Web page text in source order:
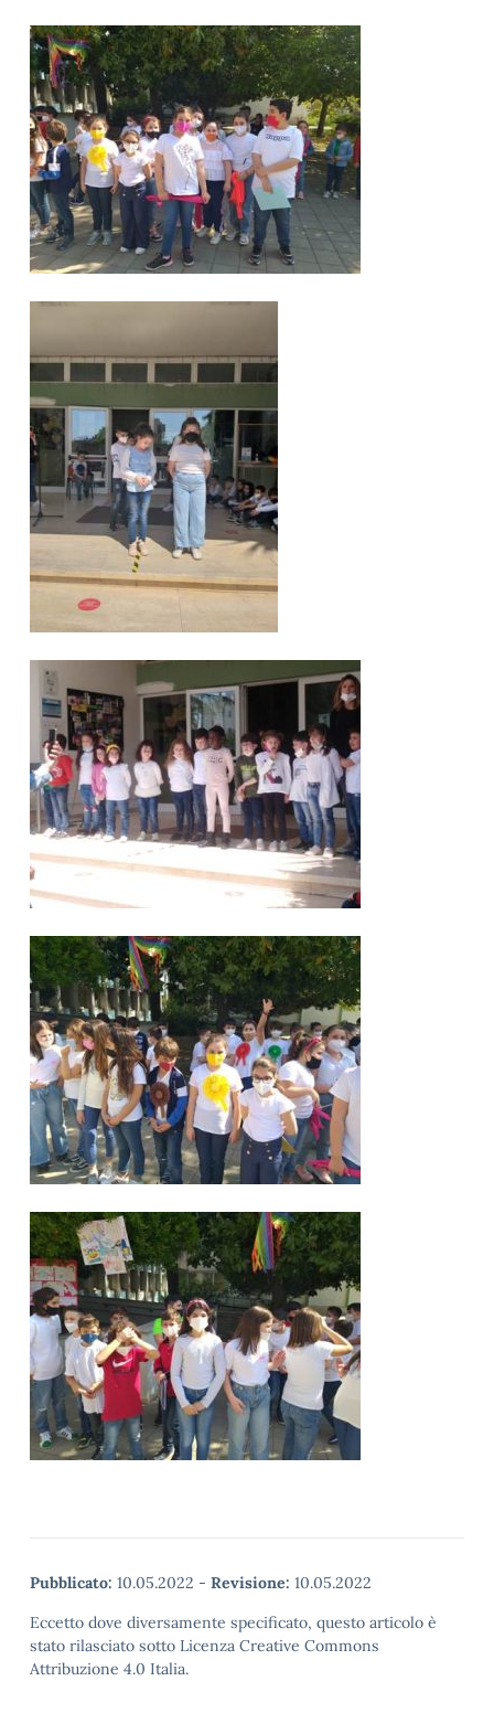
Pubblicato: 10.05.2022 - Revisione: 10.05.2022
Eccetto dove diversamente specificato, questo articolo è
stato rilasciato sotto Licenza Creative Commons
Attribuzione 4.0 Italia.